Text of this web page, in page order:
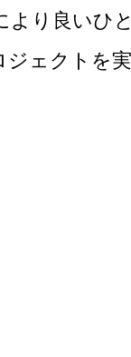
り良いひと
ェクトを